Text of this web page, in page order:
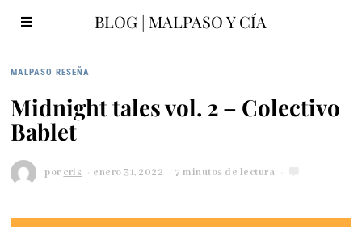
BLOG | MALPASO Y CÍA
MALPASO RESEÑA
Midnight tales vol. 2 – Colectivo
Bablet
por cris enero 31, 2022
r
7 minutos de lectura